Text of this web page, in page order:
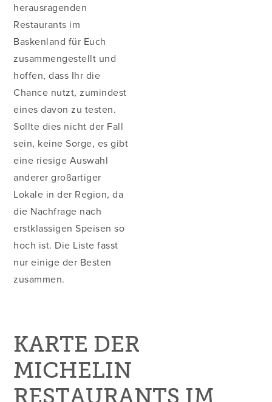
herausragenden
Restaurants im
Baskenland für Euch
zusammengestellt und
hoffen, dass Ihr die
Chance nutzt, zumindest
eines davon zu testen.
Sollte dies nicht der Fall
sein, keine Sorge, es gibt
eine riesige Auswahl
anderer großartiger
Lokale in der Region, da
die Nachfrage nach
erstklassigen Speisen so
hoch ist. Die Liste fasst
nur einige der Besten
zusammen.
KARTE DER
MICHELIN
RESTAURANTS IM